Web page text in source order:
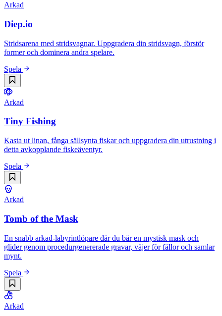
Arkad
Diep.io
Stridsarena med stridsvagnar. Uppgradera din stridsvagn, förstör
former och dominera andra spelare.
Spela
Arkad
Tiny Fishing
Kasta ut linan, fånga sällsynta fiskar och uppgradera din utrustning i
detta avkopplande fiskeäventyr.
Spela
Arkad
Tomb of the Mask
En snabb arkad-labyrintlöpare där du bär en mystisk mask och
glider genom procedurgenererade gravar, väjer för fällor och samlar
mynt.
Spela
Arkad